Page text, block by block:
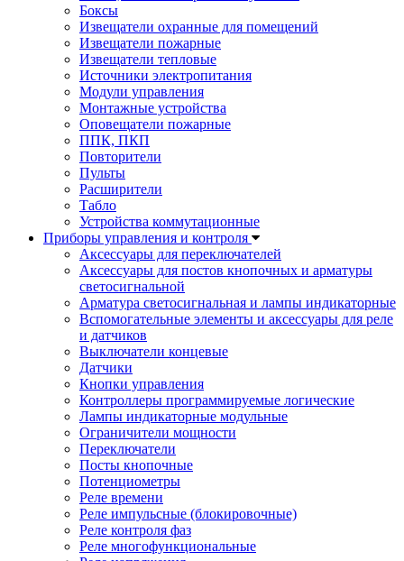
Боксы
Извещатели охранные для помещений
Извещатели пожарные
Извещатели тепловые
Источники электропитания
Модули управления
Монтажные устройства
Оповещатели пожарные
ППК, ПКП
Повторители
Пульты
Расширители
Табло
Устройства коммутационные
Приборы управления и контроля
Аксессуары для переключателей
Аксессуары для постов кнопочных и арматуры
светосигнальной
Арматура светосигнальная и лампы индикаторные
Вспомогательные элементы и аксессуары для реле
и датчиков
Выключатели концевые
Датчики
Кнопки управления
Контроллеры программируемые логические
Лампы индикаторные модульные
Ограничители мощности
Переключатели
Посты кнопочные
Потенциометры
Реле времени
Реле импульсные (блокировочные)
Реле контроля фаз
Реле многофункциональные